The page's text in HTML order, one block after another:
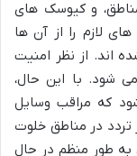
و کیوسک های
لازم را از آن ها
اند. از نظر امنیت
شود. با این حال،
که مراقب وسایل
در مناطق خلوت
به طور منظم در حال